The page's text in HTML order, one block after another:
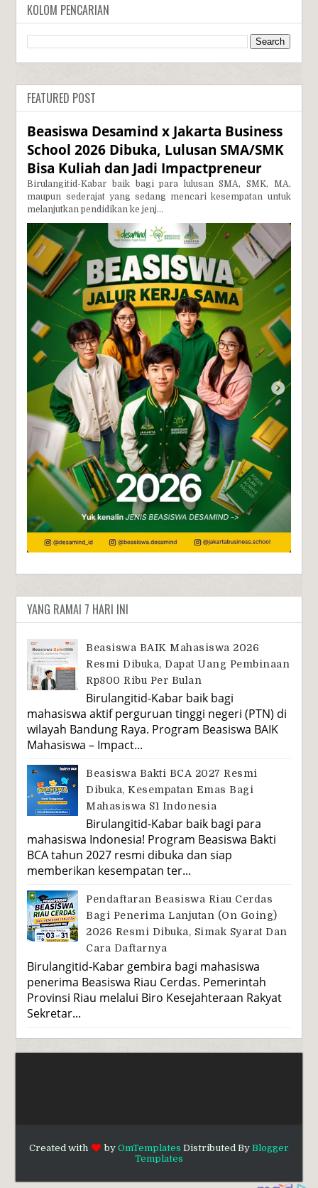
KOLOM PENCARIAN
FEATURED POST
Beasiswa Desamind x Jakarta Business
School 2026 Dibuka, Lulusan SMA/SMK
Bisa Kuliah dan Jadi Impactpreneur
Birulangitid-Kabar baik bagi para lulusan SMA, SMK, MA,
maupun sederajat yang sedang mencari kesempatan untuk
melanjutkan pendidikan ke jenj...
YANG RAMAI 7 HARI INI
Beasiswa BAIK Mahasiswa 2026
Resmi Dibuka, Dapat Uang Pembinaan
Rp800 Ribu Per Bulan
Birulangitid-Kabar baik bagi
mahasiswa aktif perguruan tinggi negeri (PTN) di
wilayah Bandung Raya. Program Beasiswa BAIK
Mahasiswa – Impact...
Beasiswa Bakti BCA 2027 Resmi
Dibuka, Kesempatan Emas Bagi
Mahasiswa S1 Indonesia
Birulangitid-Kabar baik bagi para
mahasiswa Indonesia! Program Beasiswa Bakti
BCA tahun 2027 resmi dibuka dan siap
memberikan kesempatan ter...
Pendaftaran Beasiswa Riau Cerdas
Bagi Penerima Lanjutan (On Going)
2026 Resmi Dibuka, Simak Syarat Dan
Cara Daftarnya
Birulangitid-Kabar gembira bagi mahasiswa
penerima Beasiswa Riau Cerdas. Pemerintah
Provinsi Riau melalui Biro Kesejahteraan Rakyat
Sekretar...
Created with by OmTemplates Distributed By Blogger
Templates